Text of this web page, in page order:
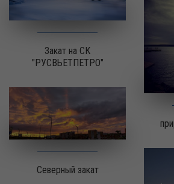
Закат на СК
"РУСВЬЕТПЕТРО"
Северный закат